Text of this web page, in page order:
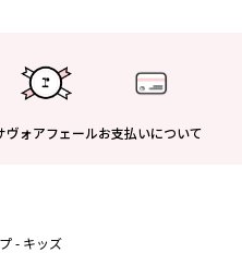
ヴォアフェールお支払いについて
- キッズ